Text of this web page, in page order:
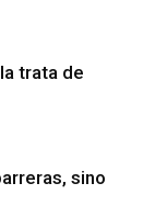
trata de
sino